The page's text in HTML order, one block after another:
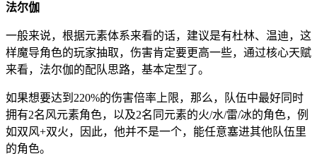
法尔伽
一般来说，根据元素体系来看的话，建议是有杜林、温迪，这
样魔导角色的玩家抽取，伤害肯定要更高一些，通过核心天赋
来看，法尔伽的配队思路，基本定型了。
如果想要达到220%的伤害倍率上限，那么，队伍中最好同时
拥有2名风元素角色，以及2名同元素的火/水/雷/冰的角色，例
如双风+双火，因此，他并不是一个，能任意塞进其他队伍里
的角色。